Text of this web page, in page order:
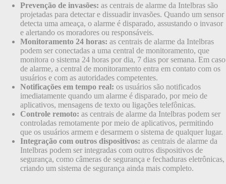
Prevenção de invasões: as centrais de alarme da Intelbras são
projetadas para detectar e dissuadir invasões. Quando um sensor
detecta uma ameaça, o alarme é disparado, assustando o invasor
e alertando os moradores ou responsáveis.
Monitoramento 24 horas: as centrais de alarme da Intelbras
podem ser conectadas a uma central de monitoramento, que
monitora o sistema 24 horas por dia, 7 dias por semana. Em caso
de alarme, a central de monitoramento entra em contato com os
usuários e com as autoridades competentes.
Notificações em tempo real: os usuários são notificados
imediatamente quando um alarme é disparado, por meio de
aplicativos, mensagens de texto ou ligações telefônicas.
Controle remoto: as centrais de alarme da Intelbras podem ser
controladas remotamente por meio de aplicativos, permitindo
que os usuários armem e desarmem o sistema de qualquer lugar.
Integração com outros dispositivos: as centrais de alarme da
Intelbras podem ser integradas com outros dispositivos de
segurança, como câmeras de segurança e fechaduras eletrônicas,
criando um sistema de segurança ainda mais completo.